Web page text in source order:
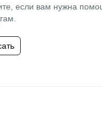
если вам нужна